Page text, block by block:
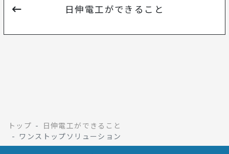
日伸電工ができること
トップ
日伸電工ができること
ワンストップソリューション